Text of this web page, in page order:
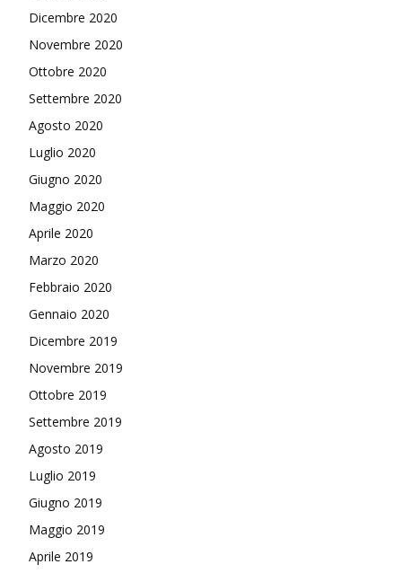
Dicembre 2020
Novembre 2020
Ottobre 2020
Settembre 2020
Agosto 2020
Luglio 2020
Giugno 2020
Maggio 2020
Aprile 2020
Marzo 2020
Febbraio 2020
Gennaio 2020
Dicembre 2019
Novembre 2019
Ottobre 2019
Settembre 2019
Agosto 2019
Luglio 2019
Giugno 2019
Maggio 2019
Aprile 2019